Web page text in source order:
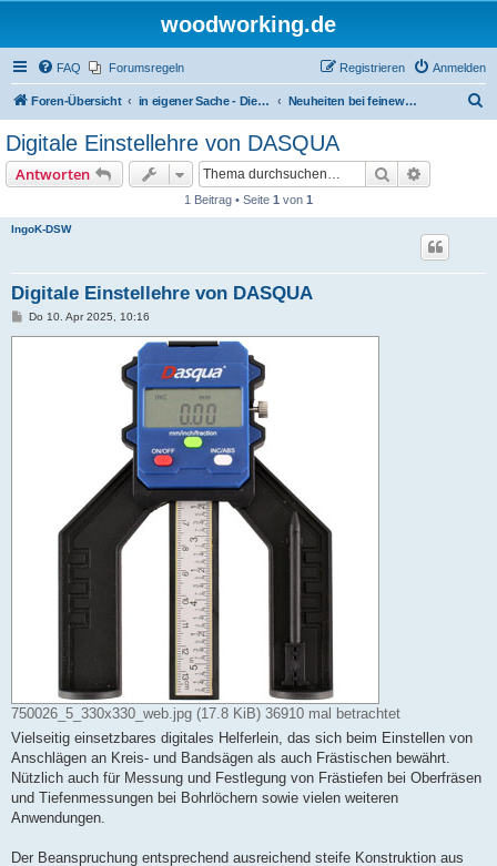
woodworking.de
FAQ Forumsregeln Anmelden
Registrieren
Foren-Übersicht in eigener Sache - Dieter Schmid Werkzeuge GmbH Neuheiten bei feinewerkzeuge.de
Digitale Einstellehre von DASQUA
Antworten Suche
1 Beitrag • Seite 1 von 1
IngoK-DSW
Digitale Einstellehre von DASQUA
BDo 10. Apr 2025, 10:16
750026_5_330x330_web.jpg (17.8 KiB) 36910 mal betrachtet
Vielseitig einsetzbares digitales Helferlein, das sich beim Einstellen von
Anschlägen an Kreis- und Bandsägen als auch Frästischen bewährt.
Nützlich auch für Messung und Festlegung von Frästiefen bei Oberfräsen
und Tiefenmessungen bei Bohrlöchern sowie vielen weiteren
Anwendungen.
Der Beanspruchung entsprechend ausreichend steife Konstruktion aus